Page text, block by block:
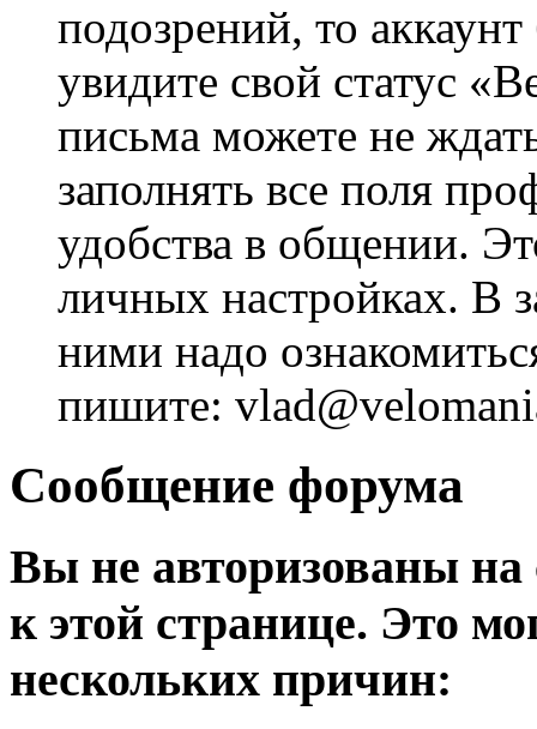
подозрений, то
увидите свой статус
письма можете не
заполнять все поля
удобства в общении.
личных настройках. В
ними надо
пишите:
Сообщение форума
Вы не авторизованы на
к этой странице. Это
нескольких причин: